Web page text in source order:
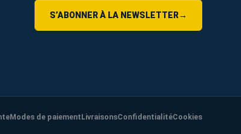
S’ABONNER À LA NEWSLETTER→
Modes de paiementLivraisonsConfidentialitéCookies